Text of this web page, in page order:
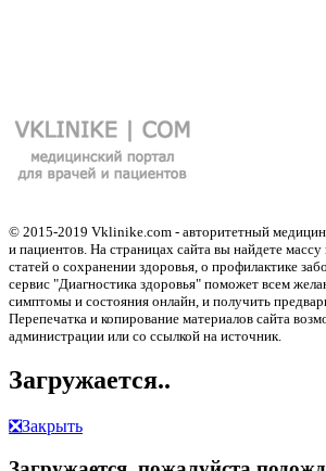
© 2015-2019 Vklinike.com - авторитетный
и пациентов. На страницах сайта вы найдете
статей о сохранении здоровья, о профилактике
сервис "Диагностика здоровья" поможет всем
симптомы и состояния онлайн, и получить
Перепечатка и копирование материалов сайта
администрации или со ссылкой на источник.
Загружается..
❎Закрыть